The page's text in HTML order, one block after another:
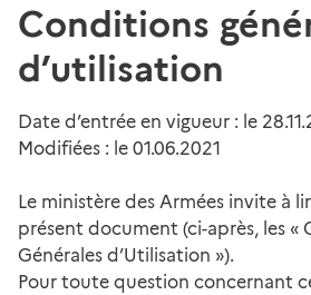
Conditions
d’utilisation
Date d’entrée en vigueur : le
Modifiées : le 01.06.2021
Le ministère des Armées invite à
présent document (ci-après, les «
Générales d’Utilisation »).
Pour toute question concernant